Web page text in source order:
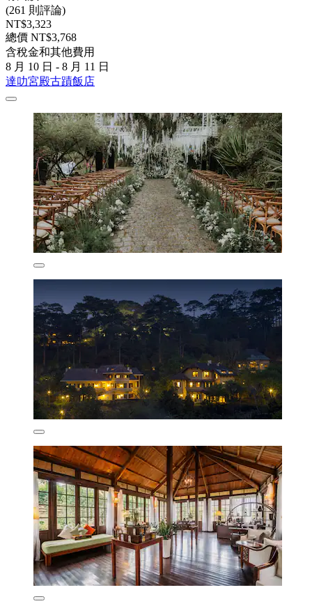
(261 則評論)
NT$3,323
總價 NT$3,768
含稅金和其他費用
8 月 10 日 - 8 月 11 日
達叻宮殿古蹟飯店